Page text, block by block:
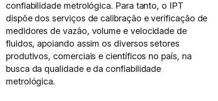
confiabilidade metrológica. Para tanto, o IPT
dispõe dos serviços de calibração e verificação de
medidores de vazão, volume e velocidade de
fluidos, apoiando assim os diversos setores
produtivos, comerciais e científicos no país, na
busca da qualidade e da confiabilidade
metrológica.